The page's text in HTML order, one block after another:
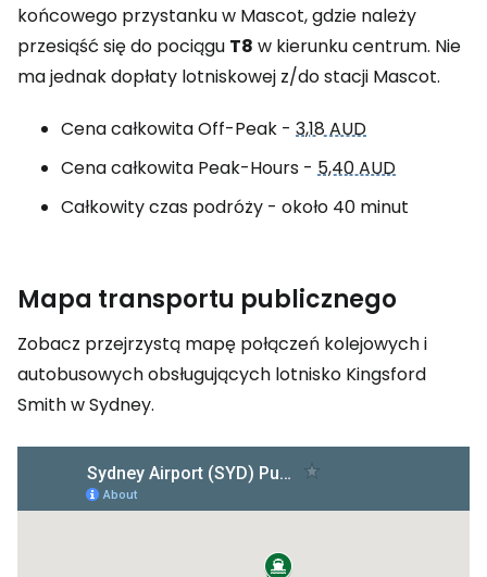
końcowego przystanku w Mascot, gdzie należy
przesiąść się do pociągu T8 w kierunku centrum. Nie
ma jednak dopłaty lotniskowej z/do stacji Mascot.
Cena całkowitaOff-Peak - 3,18 AUD
Cena całkowita Peak-Hours - 5,40 AUD
Całkowity czas podróży - około 40 minut
Mapa transportu publicznego
Zobacz przejrzystą mapę połączeń kolejowych i
autobusowych obsługujących lotnisko Kingsford
Smith w Sydney.